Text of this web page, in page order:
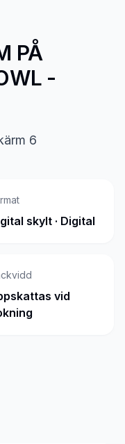
PÅ
-
6
skylt · Digital
vid